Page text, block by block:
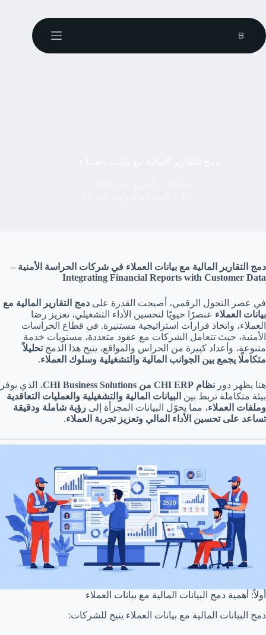
دمج التقارير المالية مع بيانات العملاء في شركات الحراسة الأمنية –
Integrating Financial Reports with Customer Data
في عصر التحول الرقمي، أصبحت القدرة على دمج التقارير المالية مع
بيانات العملاء عنصرًا حيويًا لتحسين الأداء التشغيلي، تعزيز رضا
العملاء، واتخاذ قرارات استراتيجية مستنيرة. في قطاع الحراسات
الأمنية، حيث تتعامل الشركات مع عقود متعددة، مستويات خدمة
متنوعة، وأعداد كبيرة من الحراس والمواقع، يتيح هذا الدمجتحليلاً
متكاملًا يجمع بين الجوانب المالية والتشغيلية وسلوك العملاء.
هنا يظهر دور نظام CHI ERP من CHI Business Solutions
، الذي يوفر
بيئة متكاملة تربط بين البيانات المالية والتشغيلية والعمليات التعاقدية
وملفات العملاء، مما يحوّل البيانات المجزأة إلى رؤية شاملة ودقيقة
تساعد على تحسين الأداء المالي وتعزيز تجربة العملاء.
أولاً: أهمية دمج البيانات المالية مع بيانات العملاء
دمج البيانات المالية مع بيانات العملاء يتيح للشركات: